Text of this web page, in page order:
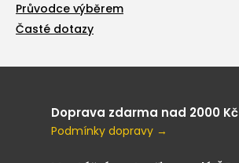
Průvodce výběrem
Časté dotazy
Doprava zdarma nad 2000 Kč
Podmínky dopravy →